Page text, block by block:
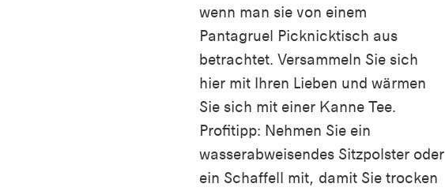
wenn man sie von einem
Pantagruel Picknicktisch aus
betrachtet. Versammeln Sie sich
hier mit Ihren Lieben und wärmen
Sie sich mit einer Kanne Tee.
Profitipp: Nehmen Sie ein
wasserabweisendes Sitzpolster oder
ein Schaffell mit, damit Sie trocken